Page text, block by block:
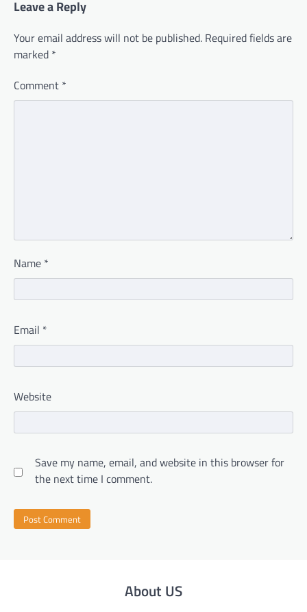
Leave a Reply
Your email address will not be published. Required fields are
marked *
Comment *
Name *
Email *
Website
Save my name, email, and website in this browser for
the next time I comment.
About US